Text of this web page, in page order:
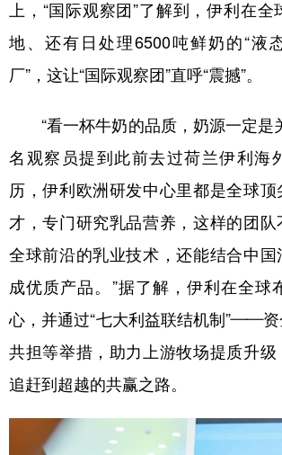
上，“国际观察团”了解到，伊利在
地、还有日处理6500吨鲜奶的“液
厂”，这让“国际观察团”直呼“震撼”。
“看一杯牛奶的品质，奶源一定是
名观察员提到此前去过荷兰伊利海
历，伊利欧洲研发中心里都是全球顶
才，专门研究乳品营养，这样的团队
全球前沿的乳业技术，还能结合中国
成优质产品。”据了解，伊利在全球
心，并通过“七大利益联结机制”——
共担等举措，助力上游牧场提质升级
追赶到超越的共赢之路。